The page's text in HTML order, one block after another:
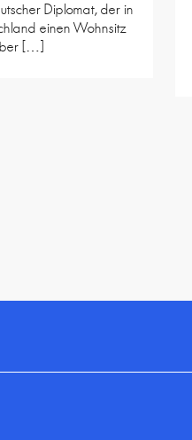
Diplomat, der in
einen Wohnsitz
[…]